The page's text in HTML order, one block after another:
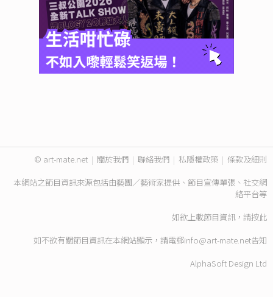
© art-mate.net | 關於我們 | 聯絡我們 | 私隱權政策 | 條款及細則
本網站之節目資訊來源包括由藝團／藝術家提供、節目宣傳單張、社交網
絡平台等
如欲上載節目資訊，請按此
如不欲有關節目資訊在本網站顯示，請電郵info@art-mate.net告知
AlphaSoft Design Ltd